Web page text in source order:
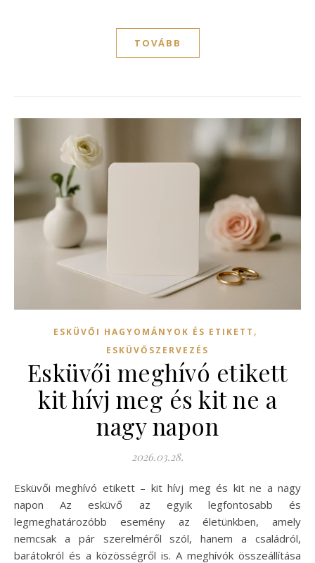
TOVÁBB
ESKÜVŐI HAGYOMÁNYOK ÉS ETIKETT ,
ESKÜVŐSZERVEZÉS
Esküvői meghívó etikett
kit hívj meg és kit ne a
nagy napon
2026.03.28.
Esküvői meghívó etikett – kit hívj meg és kit ne a nagy
napon Az esküvő az egyik legfontosabb és
legmeghatározóbb esemény az életünkben, amely
nemcsak a pár szerelméről szól, hanem a családról,
barátokról és a közösségről is. A meghívók összeállítása